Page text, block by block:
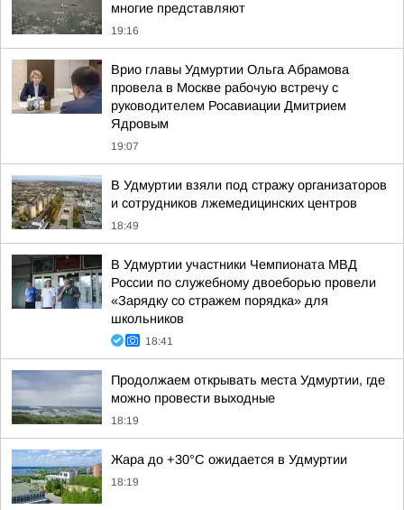
многие представляют
19:16
Врио главы Удмуртии Ольга Абрамова
провела в Москве рабочую встречу с
руководителем Росавиации Дмитрием
Ядровым
19:07
В Удмуртии взяли под стражу организаторов
и сотрудников лжемедицинских центров
18:49
В Удмуртии участники Чемпионата МВД
России по служебному двоеборью провели
«Зарядку со стражем порядка» для
школьников
18:41
Продолжаем открывать места Удмуртии, где
можно провести выходные
18:19
Жара до +30°С ожидается в Удмуртии
18:19